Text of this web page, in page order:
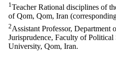
1 Teacher Rational disciplines of
of Qom, Qom, Iran
2Assistant Professor, Department
Jurisprudence, Faculty of
University, Qom, Iran.